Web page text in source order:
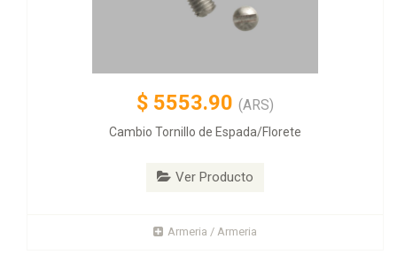
$ 5553.90 (ARS)
Cambio Tornillo de Espada/Florete
Ver Producto
Armeria / Armeria